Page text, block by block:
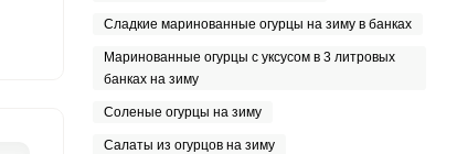
Сладкие маринованные огурцы на зиму в банках
Маринованные огурцы с уксусом в 3 литровых
банках на зиму
Соленые огурцы на зиму
Салаты из огурцов на зиму